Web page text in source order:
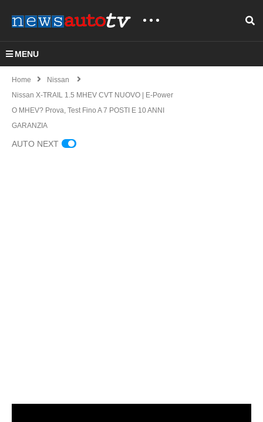
MENU
Home
Nissan
Nissan X-TRAIL 1.5 MHEV CVT NUOVO | E-Power
O MHEV? Prova, Test Fino A 7 POSTI E 10 ANNI
GARANZIA
AUTO NEXT